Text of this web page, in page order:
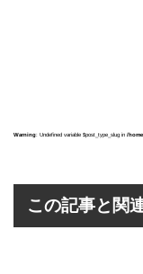
Warning: Undefined variable $post_type_slug in /
この記事と関